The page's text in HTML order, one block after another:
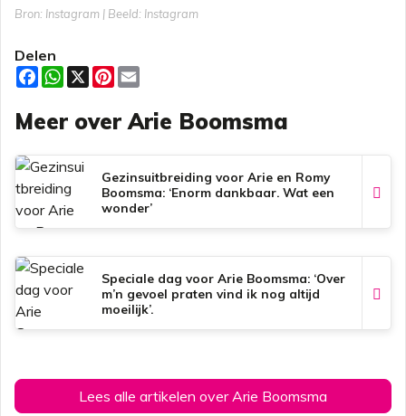
Bron: Instagram | Beeld: Instagram
Delen
F
a
e
b
o
k
W
h
t
s
p
p
X
P
t
e
e
s
t
i
l
Meer over Arie Boomsma
Gezinsuitbreiding voor Arie en Romy
Boomsma: ‘Enorm dankbaar. Wat een
wonder’
Speciale dag voor Arie Boomsma: ‘Over
m’n gevoel praten vind ik nog altijd
moeilijk’.
Lees alle artikelen over Arie Boomsma